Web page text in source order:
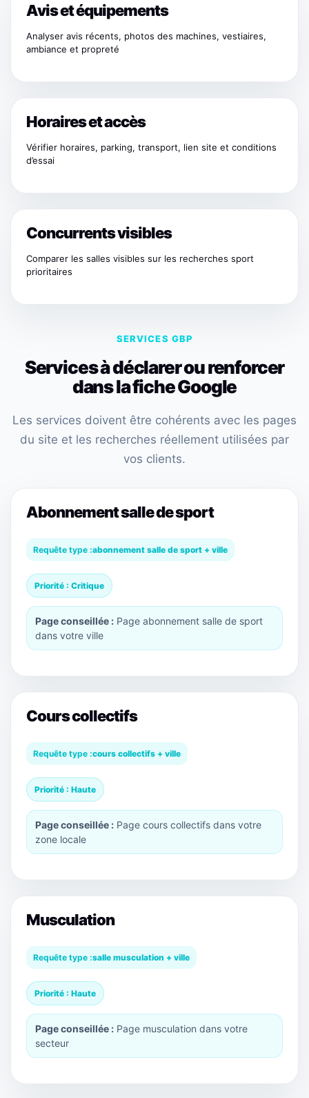
Avis et équipements
Analyser avis récents, photos des machines, vestiaires,
ambiance et propreté
Horaires et accès
Vérifier horaires, parking, transport, lien site et conditions
d’essai
Concurrents visibles
Comparer les salles visibles sur les recherches sport
prioritaires
SERVICES GBP
Services à déclarer ou renforcer
dans la fiche Google
Les services doivent être cohérents avec les pages
du site et les recherches réellement utilisées par
vos clients.
Abonnement salle de sport
Requête type :abonnement salle de sport + ville
Priorité : Critique
Page conseillée : Page abonnement salle de sport
dans votre ville
Cours collectifs
Requête type :cours collectifs + ville
Priorité : Haute
Page conseillée : Page cours collectifs dans votre
zone locale
Musculation
Requête type :salle musculation + ville
Priorité : Haute
Page conseillée : Page musculation dans votre
secteur